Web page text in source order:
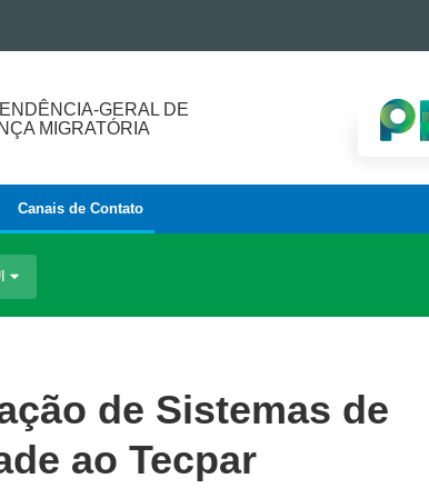
GERAL DE
MIGRATÓRIA
Canais de Contato
de Sistemas de
ao Tecpar